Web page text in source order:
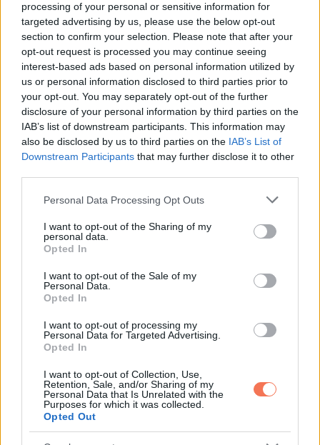
processing of your personal or sensitive information for
targeted advertising by us, please use the below opt-out
section to confirm your selection. Please note that after your
opt-out request is processed you may continue seeing
interest-based ads based on personal information utilized by
us or personal information disclosed to third parties prior to
your opt-out. You may separately opt-out of the further
disclosure of your personal information by third parties on the
IAB’s list of downstream participants. This information may
also be disclosed by us to third parties on the IAB’s List of
Downstream Participants that may further disclose it to other
Please note that this website/app uses one or more Google
not limited to your visit or usage behaviour. You may click to
grant or deny consent to Google and its third-party tags to
use your data for below specified purposes in below Google
consent section.
Personal Data Processing Opt Outs
I want to opt-out of the Sharing of my
personal data.
Opted In
I want to opt-out of the Sale of my
Personal Data.
Opted In
I want to opt-out of processing my
Personal Data for Targeted Advertising.
Opted In
I want to opt-out of Collection, Use,
Retention, Sale, and/or Sharing of my
Personal Data that Is Unrelated with the
Purposes for which it was collected.
Opted Out
WhatsappReddit Share
via
Email
ELŐZŐ POSZT
Elment egy fiatalabb nőért, de a búcsúja
olyan igazságot rejtett, amire nem
számítottam
KÖVETKEZŐ POSZT
További bejegyzések